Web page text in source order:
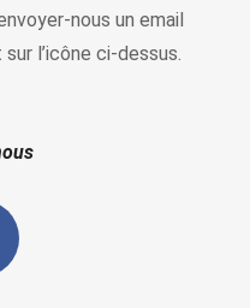
nous un email
l’icône ci-dessus.